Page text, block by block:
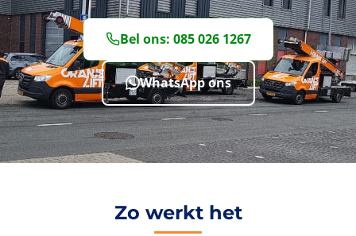
Bel ons: 085 026 1267
WhatsApp ons
Zo werkt het